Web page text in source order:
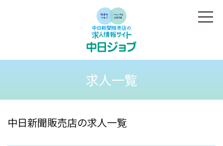
求人一覧
中日新聞販売店の求人一覧